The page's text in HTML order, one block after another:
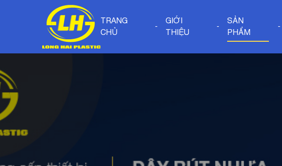
TRANG
CHỦ
GIỚI
THIỆU
SẢN
PHẨM